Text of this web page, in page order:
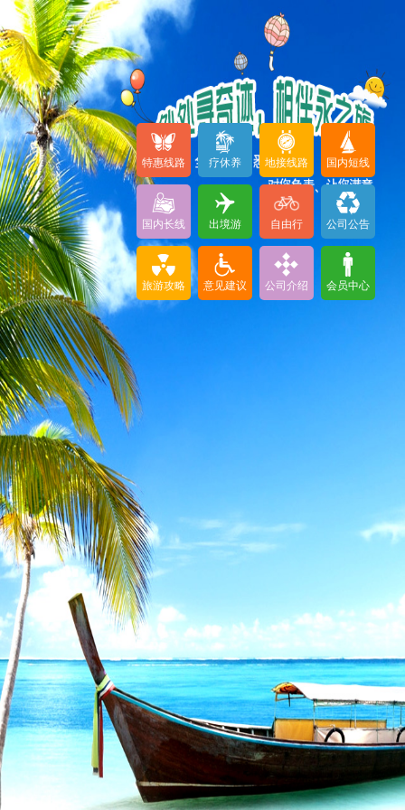
特惠线路 疗休养 地接线路 国内短线
国内长线 出境游 自由行 公司公告
旅游攻略 意见建议 公司介绍 会员中心